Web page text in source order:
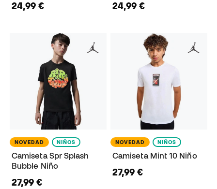
24,99 € 24,99 €
NOVEDAD NIÑOS
Camiseta Spr Splash
Bubble Niño
27,99 €
NOVEDAD NIÑOS
Camiseta Mint 10 Niño
27,99 €